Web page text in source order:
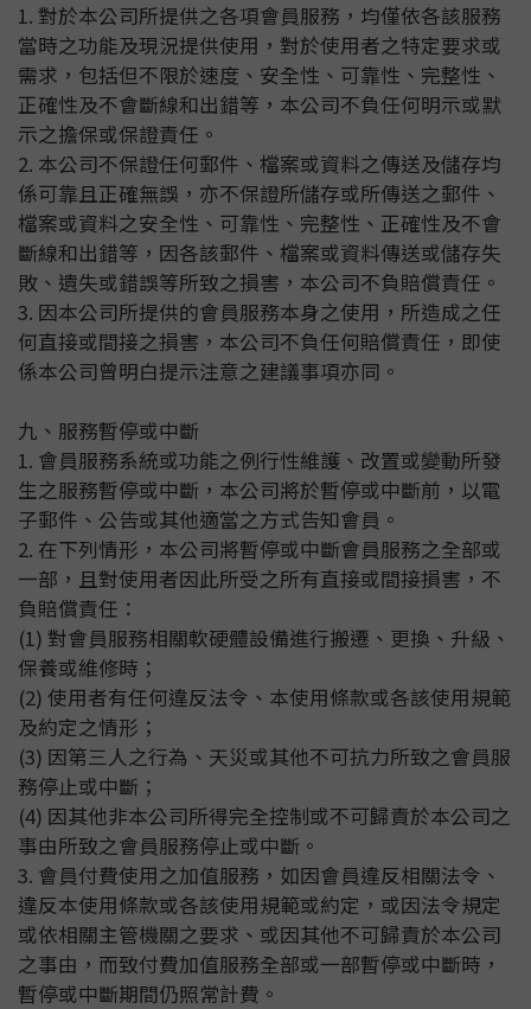
1. 對於本公司所提供之各項會員服務，均僅依各該服務
當時之功能及現況提供使用，對於使用者之特定要求或
需求，包括但不限於速度、安全性、可靠性、完整性、
正確性及不會斷線和出錯等，本公司不負任何明示或默
示之擔保或保證責任。
2. 本公司不保證任何郵件、檔案或資料之傳送及儲存均
係可靠且正確無誤，亦不保證所儲存或所傳送之郵件、
檔案或資料之安全性、可靠性、完整性、正確性及不會
斷線和出錯等，因各該郵件、檔案或資料傳送或儲存失
敗、遺失或錯誤等所致之損害，本公司不負賠償責任。
3. 因本公司所提供的會員服務本身之使用，所造成之任
何直接或間接之損害，本公司不負任何賠償責任，即使
係本公司曾明白提示注意之建議事項亦同。
九、服務暫停或中斷
1. 會員服務系統或功能之例行性維護、改置或變動所發
生之服務暫停或中斷，本公司將於暫停或中斷前，以電
子郵件、公告或其他適當之方式告知會員。
2. 在下列情形，本公司將暫停或中斷會員服務之全部或
一部，且對使用者因此所受之所有直接或間接損害，不
負賠償責任：
(1) 對會員服務相關軟硬體設備進行搬遷、更換、升級、
保養或維修時；
(2) 使用者有任何違反法令、本使用條款或各該使用規範
及約定之情形；
(3) 因第三人之行為、天災或其他不可抗力所致之會員服
務停止或中斷；
(4) 因其他非本公司所得完全控制或不可歸責於本公司之
事由所致之會員服務停止或中斷。
3. 會員付費使用之加值服務，如因會員違反相關法令、
違反本使用條款或各該使用規範或約定，或因法令規定
或依相關主管機關之要求、或因其他不可歸責於本公司
之事由，而致付費加值服務全部或一部暫停或中斷時，
暫停或中斷期間仍照常計費。